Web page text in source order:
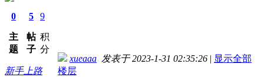
0
主
题
5
帖
子
9
积
分
新手上路
xueaaa 发表于 2023-1-31 02:35:26 | 显示全部
楼层